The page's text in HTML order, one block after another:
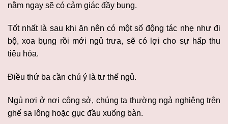
nằm ngay sẽ có cảm giác đầy bụng.
Tốt nhất là sau khi ăn nên có một số động tác nhẹ như đi
bộ, xoa bụng rồi mới ngủ trưa, sẽ có lợi cho sự hấp thu
tiêu hóa.
Điều thứ ba cần chú ý là tư thế ngủ.
Ngủ nơi ở nơi công sở, chúng ta thường ngả nghiêng trên
ghế sa lông hoặc gục đầu xuống bàn.